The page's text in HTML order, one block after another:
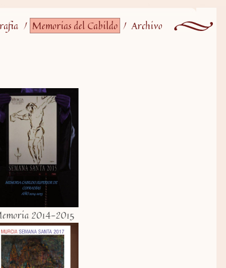
/ Memorias del Cabildo / Archivo
2014-2015